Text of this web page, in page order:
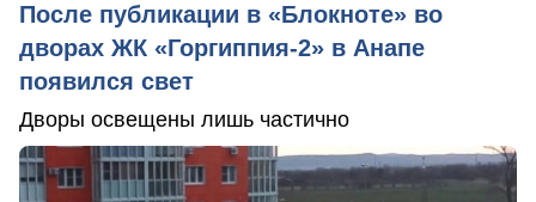
После публикации в «Блокноте» во
дворах ЖК «Горгиппия-2» в Анапе
появился свет
Дворы освещены лишь частично